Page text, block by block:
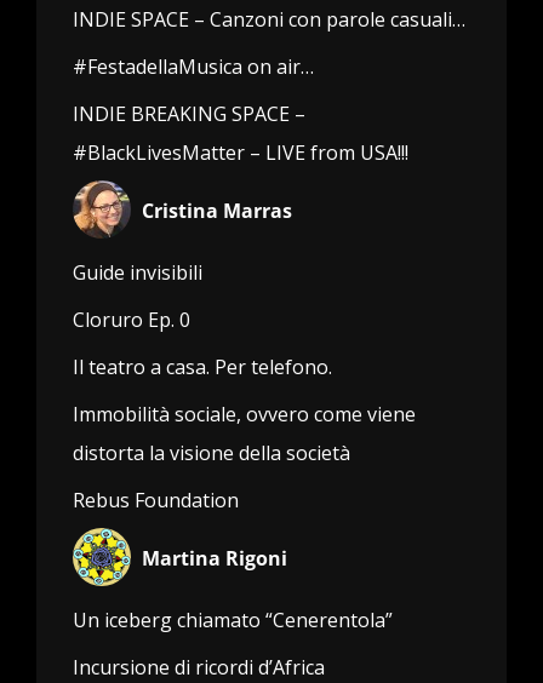
INDIE SPACE – Canzoni con parole casuali…
#FestadellaMusica on air…
INDIE BREAKING SPACE –
#BlackLivesMatter – LIVE from USA!!!
Cristina Marras
Guide invisibili
Cloruro Ep. 0
Il teatro a casa. Per telefono.
Immobilità sociale, ovvero come viene
distorta la visione della società
Rebus Foundation
Martina Rigoni
Un iceberg chiamato “Cenerentola”
Incursione di ricordi d’Africa